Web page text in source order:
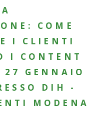
COME
I CLIENTI
I CONTENT
27 GENNAIO
DIH -
MODENA